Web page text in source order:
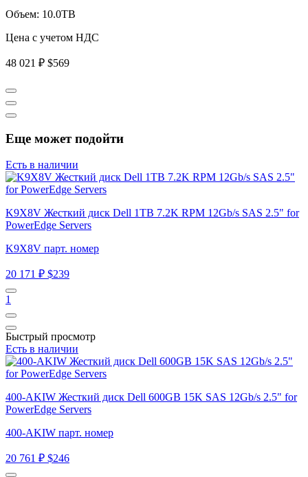
Объем: 10.0TB
Цена с учетом НДС
48 021 ₽ $569
Еще может подойти
Есть в наличии
K9X8V Жесткий диск Dell 1TB 7.2K RPM 12Gb/s SAS 2.5" for
PowerEdge Servers
K9X8V парт. номер
20 171 ₽ $239
1
Быстрый просмотр
Есть в наличии
400-AKIW Жесткий диск Dell 600GB 15K SAS 12Gb/s 2.5" for
PowerEdge Servers
400-AKIW парт. номер
20 761 ₽ $246